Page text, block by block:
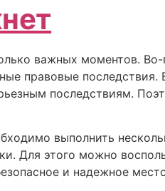
важных моментов.
правовые
последствиям.
выполнить
Для этого можно
и надежное